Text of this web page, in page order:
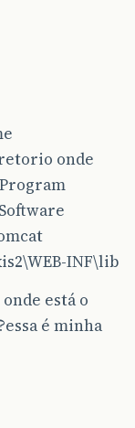
onde
INF\lib
está o
é minha